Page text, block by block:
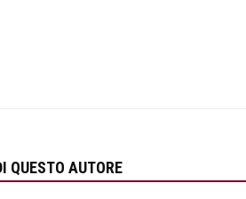
QUESTO AUTORE